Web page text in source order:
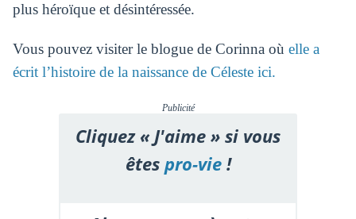
plus héroïque et désintéressée.
Vous pouvez visiter le blogue de Corinna où elle a
écrit l’histoire de la naissance de Céleste ici.
Publicité
Cliquez « J'aime » si vous
êtespro-vie!